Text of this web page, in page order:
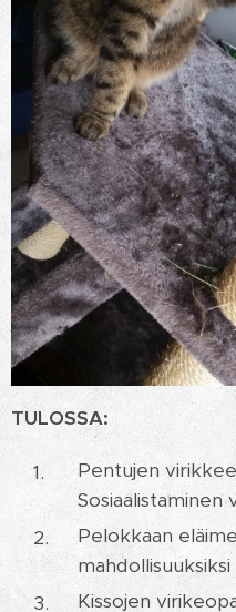
TULOSSA:
Pentujen
Sosiaalistaminen
Pelokkaan
mahdollisuuksiksi
Kissojen